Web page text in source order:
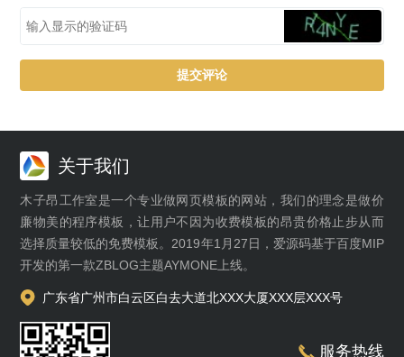
关于我们
木子昂工作室是一个专业做网页模板的网站，我们的理念是做价
廉物美的程序模板，让用户不因为收费模板的昂贵价格止步从而
选择质量较低的免费模板。2019年1月27日，爱源码基于百度MIP
开发的第一款ZBLOG主题AYMONE上线。
广东省广州市白云区白去大道北XXX大厦XXX层XXX号
服务热线